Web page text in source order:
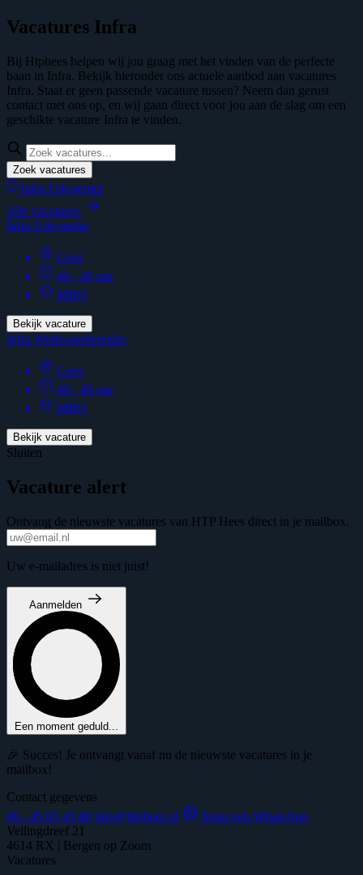
Vacatures Infra
Bij Htphees helpen wij jou graag met het vinden van de perfecte
baan in Infra. Bekijk hieronder ons actuele aanbod aan vacatures
Infra. Staat er geen passende vacature tussen? Neem dan gerust
contact met ons op, en wij gaan direct voor jou aan de slag om een
geschikte vacature Infra te vinden.
Zoek vacatures
Infra Uitvoerder
Alle vacatures
Infra Uitvoerder
Goes
40 - 40 uur
MBO
Bekijk vacature
Infra Werkvoorbereider
Goes
40 - 40 uur
MBO
Bekijk vacature
Sluiten
Vacature alert
Ontvang de nieuwste vacatures van HTP Hees direct in je mailbox.
Uw e-mailadres is niet juist!
Aanmelden
Een moment geduld...
🎉 Succes! Je ontvangt vanaf nu de nieuwste vacatures in je
mailbox!
Contact gegevens
06 - 45 03 45 86 info@htphees.nl
Stuur een WhatsApp
Veilingdreef 21
4614 RX | Bergen op Zoom
Vacatures